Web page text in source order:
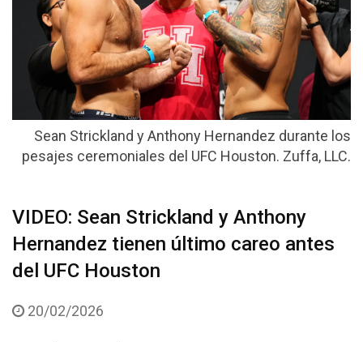
Sean Strickland y Anthony Hernandez durante los
pesajes ceremoniales del UFC Houston. Zuffa, LLC.
VIDEO: Sean Strickland y Anthony
Hernandez tienen último careo antes
del UFC Houston
20/02/2026